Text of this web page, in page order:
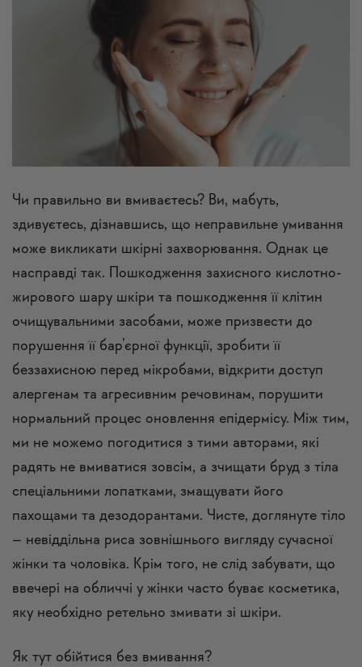
Чи правильно ви вмиваєтесь? Ви, мабуть,
здивуєтесь, дізнавшись, що неправильне умивання
може викликати шкірні захворювання. Однак це
насправді так. Пошкодження захисного кислотно-
жирового шару шкіри та пошкодження її клітин
очищувальними засобами, може призвести до
порушення її бар’єрної функції, зробити її
беззахисною перед мікробами, відкрити доступ
алергенам та агресивним речовинам, порушити
нормальний процес оновлення епідермісу. Між тим,
ми не можемо погодитися з тими авторами, які
радять не вмиватися зовсім, а зчищати бруд з тіла
спеціальними лопатками, змащувати його
пахощами та дезодорантами. Чисте, доглянуте тіло
– невіддільна риса зовнішнього вигляду сучасної
жінки та чоловіка. Крім того, не слід забувати, що
ввечері на обличчі у жінки часто буває косметика,
яку необхідно ретельно змивати зі шкіри.
Як тут обійтися без вмивання?